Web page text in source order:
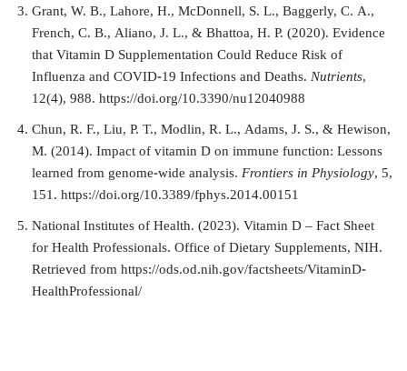
Grant, W. B., Lahore, H., McDonnell, S. L., Baggerly, C. A.,
French, C. B., Aliano, J. L., & Bhattoa, H. P. (2020). Evidence
that Vitamin D Supplementation Could Reduce Risk of
Influenza and COVID-19 Infections and Deaths. Nutrients,
12(4), 988. https://doi.org/10.3390/nu12040988
Chun, R. F., Liu, P. T., Modlin, R. L., Adams, J. S., & Hewison,
M. (2014). Impact of vitamin D on immune function: Lessons
learned from genome-wide analysis. Frontiers in Physiology, 5,
151. https://doi.org/10.3389/fphys.2014.00151
National Institutes of Health. (2023). Vitamin D – Fact Sheet
for Health Professionals. Office of Dietary Supplements, NIH.
Retrieved from https://ods.od.nih.gov/factsheets/VitaminD-
HealthProfessional/